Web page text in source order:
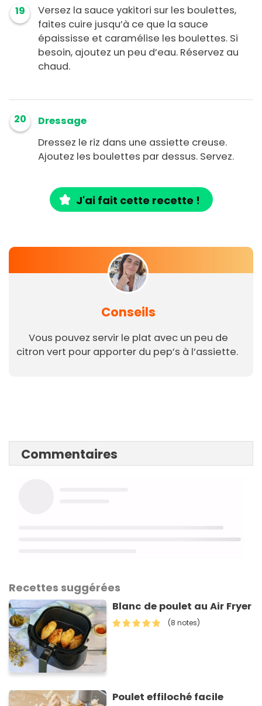
19
Versez la sauce yakitori sur les boulettes,
faites cuire jusqu’à ce que la sauce
épaississe et caramélise les boulettes. Si
besoin, ajoutez un peu d’eau. Réservez au
chaud.
20
Dressage
Dressez le riz dans une assiette creuse.
Ajoutez les boulettes par dessus. Servez.
J'ai fait cette recette !
Conseils
Vous pouvez servir le plat avec un peu de
citron vert pour apporter du pep’s à l’assiette.
Commentaires
Recettes suggérées
Blanc de poulet au Air Fryer
(8 notes)
Poulet effiloché facile